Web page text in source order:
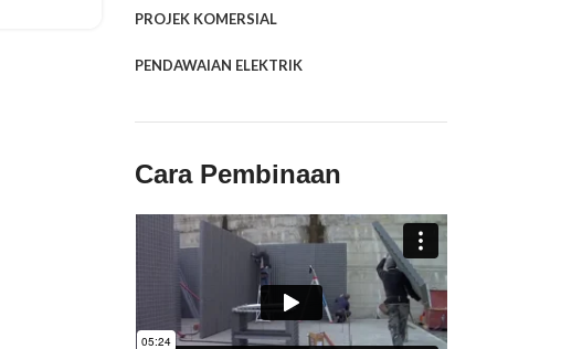
PROJEK KOMERSIAL
PENDAWAIAN ELEKTRIK
Cara Pembinaan